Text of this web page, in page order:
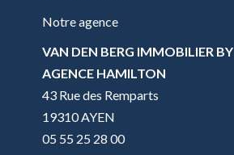
Notre agence
VAN DEN BERG IMMOBILIER BY
AGENCE HAMILTON
43 Rue des Remparts
19310 AYEN
05 55 25 28 00